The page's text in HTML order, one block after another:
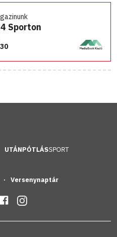
Sporton
UTÁNPÓTLÁSSPORT
Versenynaptár